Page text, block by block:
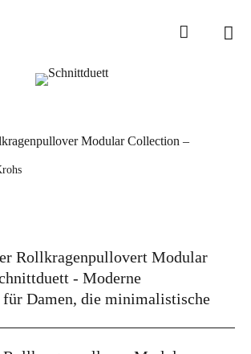
Home
Magazin
Sewalong
Stoffempfehlungen
zur Schnittanpassung
Modular Collection –